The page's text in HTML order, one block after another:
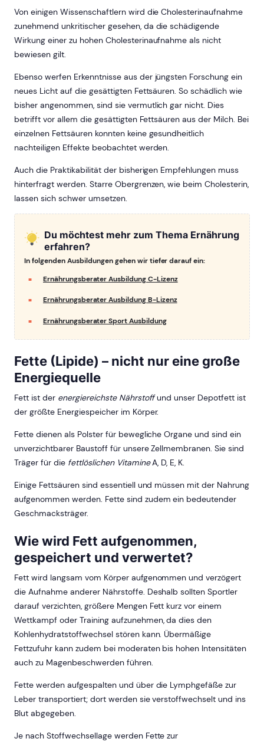
Von einigen Wissenschaftlern wird die Cholesterinaufnahme
zunehmend unkritischer gesehen, da die schädigende
Wirkung einer zu hohen Cholesterinaufnahme als nicht
bewiesen gilt.
Ebenso werfen Erkenntnisse aus der jüngsten Forschung ein
neues Licht auf die gesättigten Fettsäuren. So schädlich wie
bisher angenommen, sind sie vermutlich gar nicht. Dies
betrifft vor allem die gesättigten Fettsäuren aus der Milch. Bei
einzelnen Fettsäuren konnten keine gesundheitlich
nachteiligen Effekte beobachtet werden.
Auch die Praktikabilität der bisherigen Empfehlungen muss
hinterfragt werden. Starre Obergrenzen, wie beim Cholesterin,
lassen sich schwer umsetzen.
Du möchtest mehr zum Thema Ernährung
erfahren?
In folgenden Ausbildungen gehen wir tiefer darauf ein:
Ernährungsberater Ausbildung C-Lizenz
Ernährungsberater Ausbildung B-Lizenz
Ernährungsberater Sport Ausbildung
Fette (Lipide) – nicht nur eine große
Energiequelle
Fett ist der energiereichste Nährstoffund unser Depotfett ist
der größte Energiespeicher im Körper.
Fette dienen als Polster für bewegliche Organe und sind ein
unverzichtbarer Baustoff für unsere Zellmembranen. Sie sind
Träger für die fettlöslichen VitamineA, D, E, K.
Einige Fettsäuren sind essentiell und müssen mit der Nahrung
aufgenommen werden. Fette sind zudem ein bedeutender
Geschmacksträger.
Wie wird Fett aufgenommen,
gespeichert und verwertet?
Fett wird langsam vom Körper aufgenommen und verzögert
die Aufnahme anderer Nährstoffe. Deshalb sollten Sportler
darauf verzichten, größere Mengen Fett kurz vor einem
Wettkampf oder Training aufzunehmen, da dies den
Kohlenhydratstoffwechsel stören kann. Übermäßige
Fettzufuhr kann zudem bei moderaten bis hohen Intensitäten
auch zu Magenbeschwerden führen.
Fette werden aufgespalten und über die Lymphgefäße zur
Leber transportiert; dort werden sie verstoffwechselt und ins
Blut abgegeben.
Je nach Stoffwechsellage werden Fette zur